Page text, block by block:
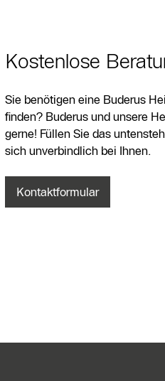
Kostenlose
Sie benötigen eine Buderus
finden? Buderus und unsere
gerne! Füllen Sie das
sich unverbindlich bei Ihnen.
Kontaktformular